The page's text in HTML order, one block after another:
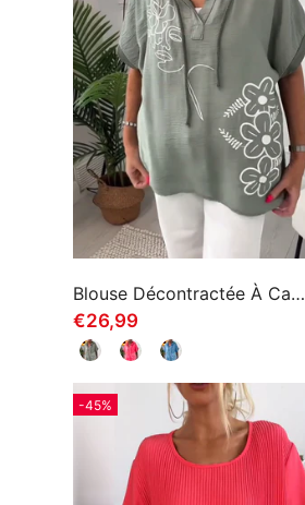
Blouse Décontractée À Capuche Et Manches Courtes À Imprimé Floral
€26,99
-45%